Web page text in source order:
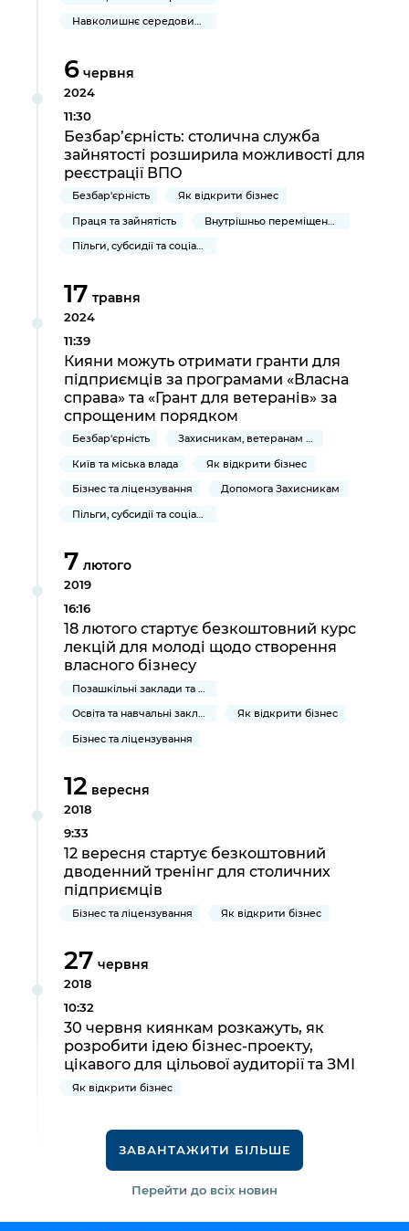
Навколишнє середовище міста
6 червня
2024
11:30
Безбар’єрність: столична служба
зайнятості розширила можливості для
реєстрації ВПО
Безбар'єрність
Як відкрити бізнес
Праця та зайнятість
Пільги, субсидії та соціальний захист
17 травня
2024
11:39
Кияни можуть отримати гранти для
підприємців за програмами «Власна
справа» та «Грант для ветеранів» за
спрощеним порядком
Безбар'єрність
Захисникам, ветеранам та їхнім родинам
Київ та міська влада
Як відкрити бізнес
Бізнес та ліцензування
Допомога Захисникам
Пільги, субсидії та соціальний захист
7 лютого
2019
16:16
18 лютого стартує безкоштовний курс
лекцій для молоді щодо створення
власного бізнесу
Освіта та навчальні заклади
Як відкрити бізнес
Бізнес та ліцензування
12 вересня
2018
9:33
12 вересня стартує безкоштовний
дводенний тренінг для столичних
підприємців
Бізнес та ліцензування Як відкрити бізнес
27 червня
2018
10:32
30 червня киянкам розкажуть, як
розробити ідею бізнес-проекту,
цікавого для цільової аудиторії та ЗМІ
Як відкрити бізнес
ЗАВАНТАЖИТИ БІЛЬШЕ
Перейти до всіх новин